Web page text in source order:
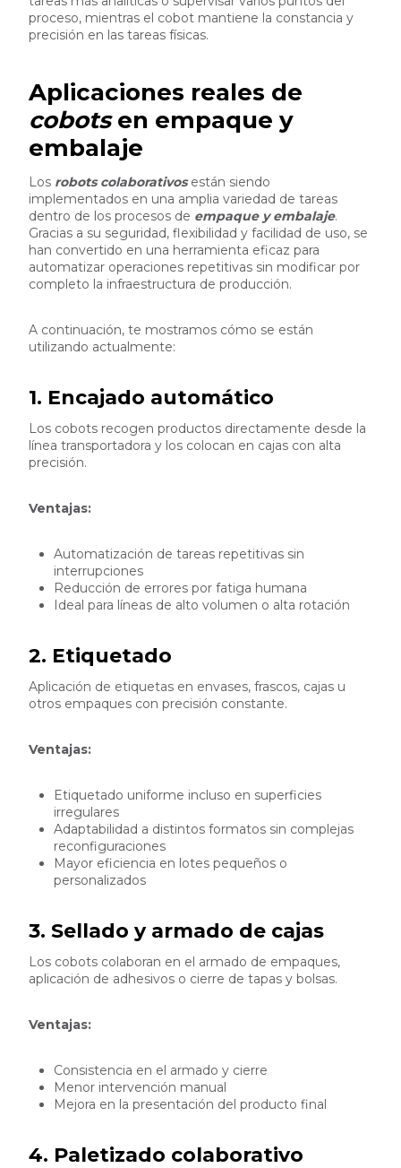
proceso, mientras el cobot mantiene la constancia y
precisión en las tareas físicas.
Aplicaciones reales de
cobotsen empaque y
embalaje
Los robots colaborativosestán siendo
implementados en una amplia variedad de tareas
dentro de los procesos de empaque y embalaje.
Gracias a su seguridad, flexibilidad y facilidad de uso, se
han convertido en una herramienta eficaz para
automatizar operaciones repetitivas sin modificar por
completo la infraestructura de producción.
A continuación, te mostramos cómo se están
utilizando actualmente:
1. Encajado automático
Los cobots recogen productos directamente desde la
línea transportadora y los colocan en cajas con alta
precisión.
Ventajas:
Automatización de tareas repetitivas sin
interrupciones
Reducción de errores por fatiga humana
Ideal para líneas de alto volumen o alta rotación
2. Etiquetado
Aplicación de etiquetas en envases, frascos, cajas u
otros empaques con precisión constante.
Ventajas:
Etiquetado uniforme incluso en superficies
irregulares
Adaptabilidad a distintos formatos sin complejas
reconfiguraciones
Mayor eficiencia en lotes pequeños o
personalizados
3. Sellado y armado de cajas
Los cobots colaboran en el armado de empaques,
aplicación de adhesivos o cierre de tapas y bolsas.
Ventajas:
Consistencia en el armado y cierre
Menor intervención manual
Mejora en la presentación del producto final
4. Paletizado colaborativo